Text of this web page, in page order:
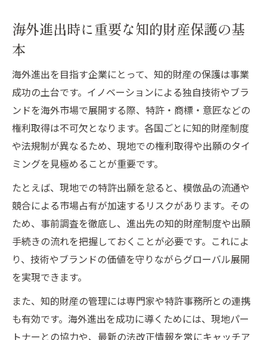
海外進出時に重要な知的財産保護の基
本
海外進出を目指す企業にとって、知的財産の保護は事業
成功の土台です。イノベーションによる独自技術やブラ
ンドを海外市場で展開する際、特許・商標・意匠などの
権利取得は不可欠となります。各国ごとに知的財産制度
や法規制が異なるため、現地での権利取得や出願のタイ
ミングを見極めることが重要です。
たとえば、現地での特許出願を怠ると、模倣品の流通や
競合による市場占有が加速するリスクがあります。その
ため、事前調査を徹底し、進出先の知的財産制度や出願
手続きの流れを把握しておくことが必要です。これによ
り、技術やブランドの価値を守りながらグローバル展開
を実現できます。
また、知的財産の管理には専門家や特許事務所との連携
も有効です。海外進出を成功に導くためには、現地パー
トナーとの協力や、最新の法改正情報を常にキャッチア